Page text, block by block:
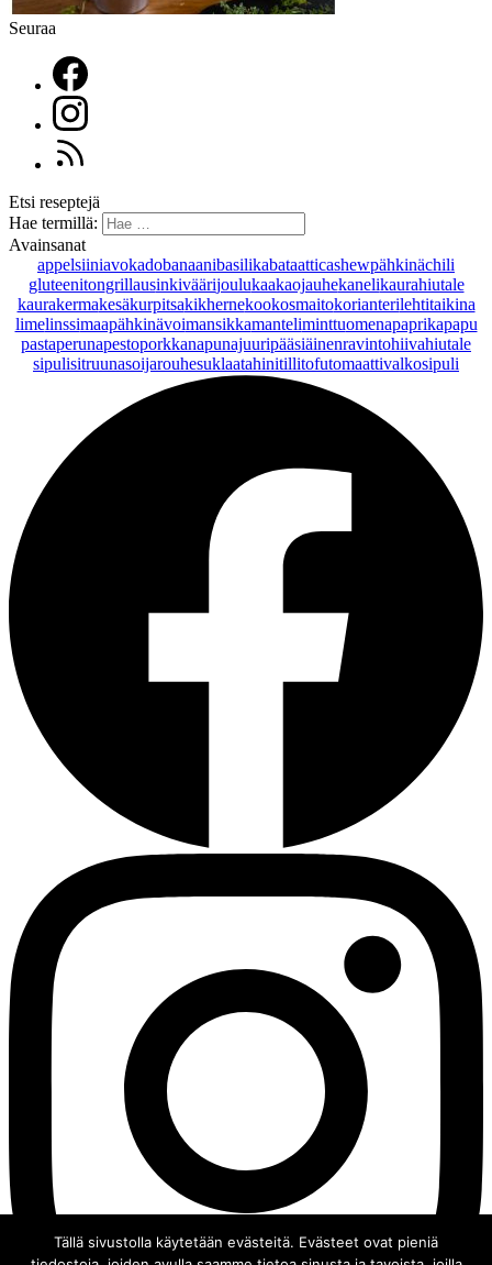
Seuraa
Etsi reseptejä
Hae termillä:
Avainsanat
appelsiiniavokadobanaanibasilikabataatticashewpähkinächili
gluteenitongrillausinkiväärijoulukaakaojauhekanelikaurahiutale
kaurakermakesäkurpitsakikhernekookosmaitokorianterilehtitaikina
limelinssimaapähkinävoimansikkamanteliminttuomenapaprikapapu
pastaperunapestoporkkanapunajuuripääsiäinenravintohiivahiutale
sipulisitruunasoijarouhesuklaatahinitillitofutomaattivalkosipuli
Tällä sivustolla käytetään evästeitä. Evästeet ovat pieniä